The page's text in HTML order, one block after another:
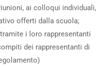
ai colloqui individuali,
offerti dalla scuola;
i loro rappresentanti
dei rappresentanti di